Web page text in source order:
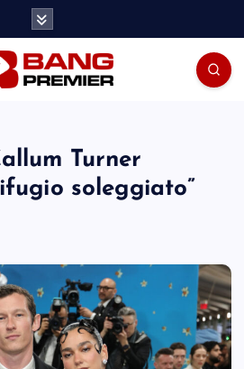
Turner
soleggiato”